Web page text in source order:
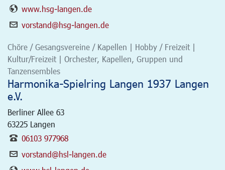
www.hsg-langen.de
vorstand@hsg-langen.de
Chöre / Gesangsvereine / Kapellen | Hobby / Freizeit |
Kultur/Freizeit | Orchester, Kapellen, Gruppen und
Tanzensembles
Harmonika-Spielring Langen 1937 Langen
e.V.
Berliner Allee 63
63225 Langen
06103 977968
vorstand@hsl-langen.de